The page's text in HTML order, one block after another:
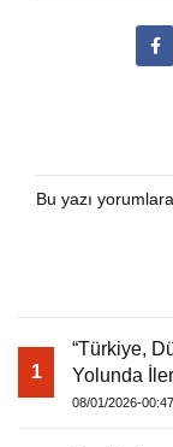
Bu yazı yorumlara
1
“Türkiye,
Yolunda
08/01/2026-00:47